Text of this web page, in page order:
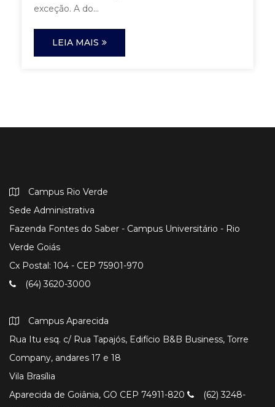
exceção. A do...
LEIA MAIS
Campus Rio Verde
Sede Administrativa
Fazenda Fontes do Saber - Campus Universitário - Rio
Verde Goiás
Cx Postal: 104 - CEP 75901-970
(64) 3620-3000
Campus Aparecida
Rua Itu esq. c/ Rua Tapajós, Edifício B&B Business, Torre
Company, andares 17 e 18
Vila Brasília
Aparecida de Goiânia, GO CEP 74911-820
(62) 3248-